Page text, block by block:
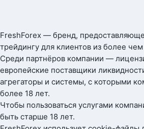
FreshForex — бренд,
трейдингу для клиентов из более
Среди партнёров компании —
европейские поставщики
агрегаторы и системы, с которыми
более 18 лет.
Чтобы пользоваться услугами
быть старше 18 лет.